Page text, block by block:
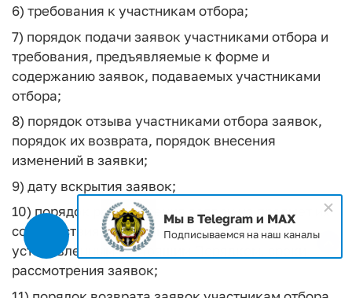
6) требования к участникам отбора;
7) порядок подачи заявок участниками отбора и
требования, предъявляемые к форме и
содержанию заявок, подаваемых участниками
отбора;
8) порядок отзыва участниками отбора заявок,
порядок их возврата, порядок внесения
изменений в заявки;
9) дату вскрытия заявок;
10) порядок рассмотрения заявок на предмет их
соответствия требованиям и категории,
установленным настоящим Порядком, сроки
рассмотрения заявок;
Мы в Telegram и MAX
Подписываемся на наш каналы